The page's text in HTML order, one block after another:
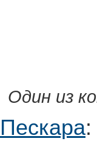
Один из
Пескара